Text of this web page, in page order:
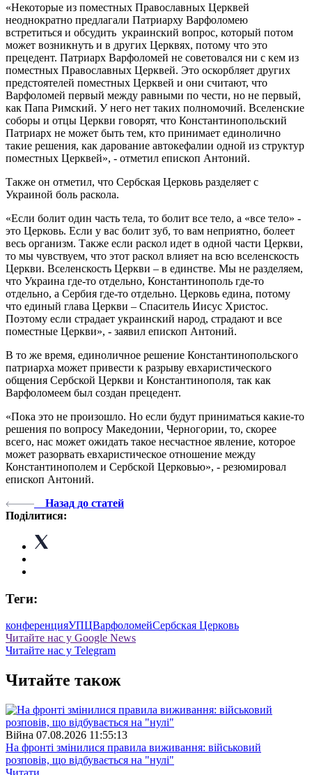
«Некоторые из поместных Православных Церквей
неоднократно предлагали Патриарху Варфоломею
встретиться и обсудить украинский вопрос, который потом
может возникнуть и в других Церквях, потому что это
прецедент. Патриарх Варфоломей не советовался ни с кем из
поместных Православных Церквей. Это оскорбляет других
предстоятелей поместных Церквей и они считают, что
Варфоломей первый между равными по чести, но не первый,
как Папа Римский. У него нет таких полномочий. Вселенские
соборы и отцы Церкви говорят, что Константинопольский
Патриарх не может быть тем, кто принимает единолично
такие решения, как дарование автокефалии одной из структур
поместных Церквей», - отметил епископ Антоний.
Также он отметил, что Сербская Церковь разделяет с
Украиной боль раскола.
«Если болит один часть тела, то болит все тело, а «все тело» -
это Церковь. Если у вас болит зуб, то вам неприятно, болеет
весь организм. Также если раскол идет в одной части Церкви,
то мы чувствуем, что этот раскол влияет на всю вселенскость
Церкви. Вселенскость Церкви – в единстве. Мы не разделяем,
что Украина где-то отдельно, Константинополь где-то
отдельно, а Сербия где-то отдельно. Церковь едина, потому
что единый глава Церкви – Спаситель Иисус Христос.
Поэтому если страдает украинский народ, страдают и все
поместные Церкви», - заявил епископ Антоний.
В то же время, единоличное решение Константинопольского
патриарха может привести к разрыву евхаристического
общения Сербской Церкви и Константинополя, так как
Варфоломеем был создан прецедент.
«Пока это не произошло. Но если будут приниматься какие-то
решения по вопросу Македонии, Черногории, то, скорее
всего, нас может ожидать такое несчастное явление, которое
может разорвать евхаристическое отношение между
Константинополем и Сербской Церковью», - резюмировал
епископ Антоний.
Назад до статей
Поділитися:
Теги:
конференцияУПЦВарфоломейСербская Церковь
Читайте нас у Google News
Читайте нас у Telegram
Читайте також
Війна 07.08.2026 11:55:13
На фронті змінилися правила виживання: військовий
розповів, що відбувається на "нулі"
Читати